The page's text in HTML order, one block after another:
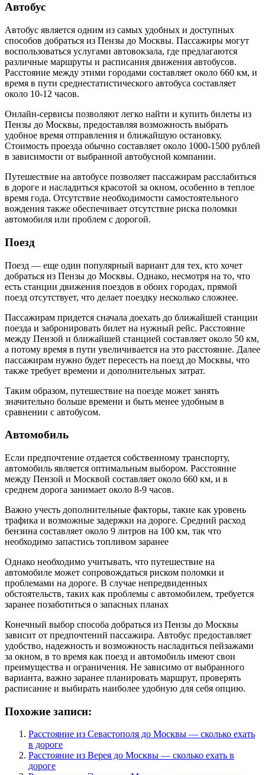
Автобус
Автобус является одним из самых удобных и доступных
способов добраться из Пензы до Москвы. Пассажиры могут
воспользоваться услугами автовокзала, где предлагаются
различные маршруты и расписания движения автобусов.
Расстояние между этими городами составляет около 660 км, и
время в пути среднестатистического автобуса составляет
около 10-12 часов.
Онлайн-сервисы позволяют легко найти и купить билеты из
Пензы до Москвы, предоставляя возможность выбрать
удобное время отправления и ближайшую остановку.
Стоимость проезда обычно составляет около 1000-1500 рублей
в зависимости от выбранной автобусной компании.
Путешествие на автобусе позволяет пассажирам расслабиться
в дороге и насладиться красотой за окном, особенно в теплое
время года. Отсутствие необходимости самостоятельного
вождения также обеспечивает отсутствие риска поломки
автомобиля или проблем с дорогой.
Поезд
Поезд — еще один популярный вариант для тех, кто хочет
добраться из Пензы до Москвы. Однако, несмотря на то, что
есть станции движения поездов в обоих городах, прямой
поезд отсутствует, что делает поездку несколько сложнее.
Пассажирам придется сначала доехать до ближайшей станции
поезда и забронировать билет на нужный рейс. Расстояние
между Пензой и ближайшей станцией составляет около 50 км,
а потому время в пути увеличивается на это расстояние. Далее
пассажирам нужно будет пересесть на поезд до Москвы, что
также требует времени и дополнительных затрат.
Таким образом, путешествие на поезде может занять
значительно больше времени и быть менее удобным в
сравнении с автобусом.
Автомобиль
Если предпочтение отдается собственному транспорту,
автомобиль является оптимальным выбором. Расстояние
между Пензой и Москвой составляет около 660 км, и в
среднем дорога занимает около 8-9 часов.
Важно учесть дополнительные факторы, такие как уровень
трафика и возможные задержки на дороге. Средний расход
бензина составляет около 9 литров на 100 км, так что
необходимо запастись топливом заранее
Однако необходимо учитывать, что путешествие на
автомобиле может сопровождаться риском поломки и
проблемами на дороге. В случае непредвиденных
обстоятельств, таких как проблемы с автомобилем, требуется
заранее позаботиться о запасных планах
Конечный выбор способа добраться из Пензы до Москвы
зависит от предпочтений пассажира. Автобус предоставляет
удобство, надежность и возможность насладиться пейзажами
за окном, в то время как поезд и автомобиль имеют свои
преимущества и ограничения. Не зависимо от выбранного
варианта, важно заранее планировать маршрут, проверять
расписание и выбирать наиболее удобную для себя опцию.
Похожие записи:
Расстояние из Севастополя до Москвы — сколько ехать
в дороге
Расстояние из Верея до Москвы — сколько ехать в
дороге